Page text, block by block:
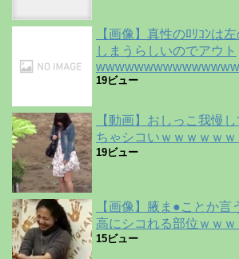
【画像】真性のﾛﾘｺﾝは
しまうらしいのでアウト
19ビュー
【動画】おしっこ我慢
ちゃシコいｗｗｗｗｗｗ
19ビュー
【画像】腋ま●ことか言
高にシコれる部位ｗｗ
15ビュー